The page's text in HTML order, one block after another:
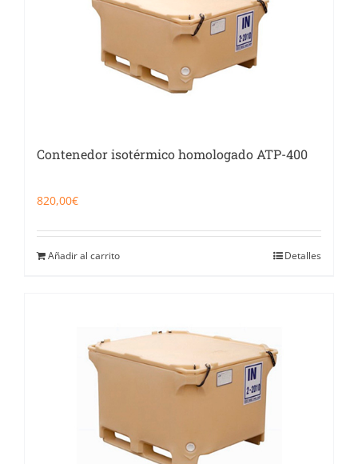
Contenedor isotérmico homologado ATP-400
820,00€
Añadir al carrito Detalles